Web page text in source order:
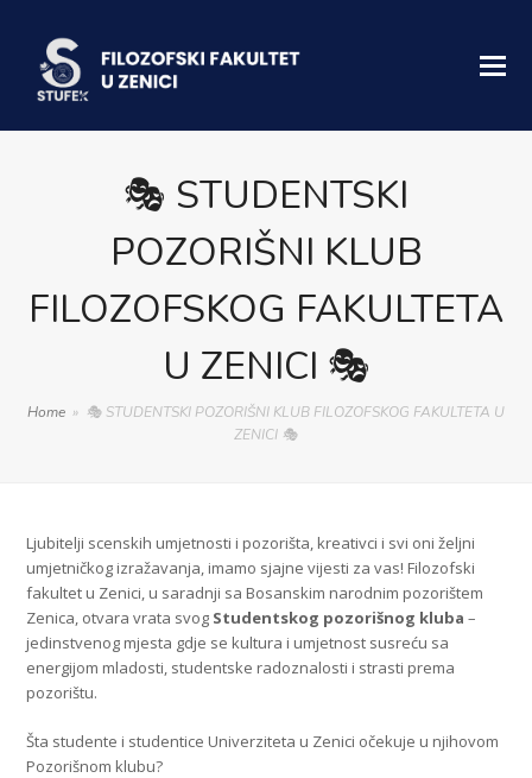
🎭 STUDENTSKI
POZORIŠNI KLUB
FILOZOFSKOG FAKULTETA
U ZENICI 🎭
Home » 🎭 STUDENTSKI POZORIŠNI KLUB FILOZOFSKOG FAKULTETA U
ZENICI 🎭
Ljubitelji scenskih umjetnosti i pozorišta, kreativci i svi oni željni
umjetničkog izražavanja, imamo sjajne vijesti za vas! Filozofski
fakultet u Zenici, u saradnji sa Bosanskim narodnim pozorištem
Zenica, otvara vrata svog Studentskog pozorišnog kluba –
jedinstvenog mjesta gdje se kultura i umjetnost susreću sa
energijom mladosti, studentske radoznalosti i strasti prema
pozorištu.
Šta studente i studentice Univerziteta u Zenici očekuje u njihovom
Pozorišnom klubu?